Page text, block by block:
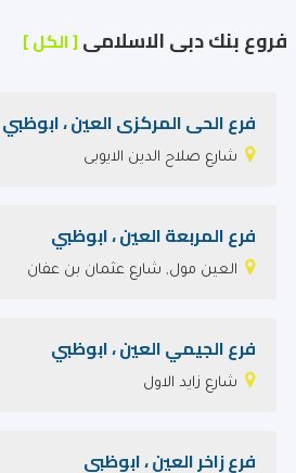
فروع بنك دبى الاسلامى[ الكل ]
فرع الحى المركزى العين ، ابوظبي
شارع صلاح الدين الايوبى
فرع المربعة العين ، ابوظبي
العين مول, شارع عثمان بن عفان
فرع الجيمي العين ، ابوظبي
شارع زايد الاول
فرع زاخر العين ، ابوظبي